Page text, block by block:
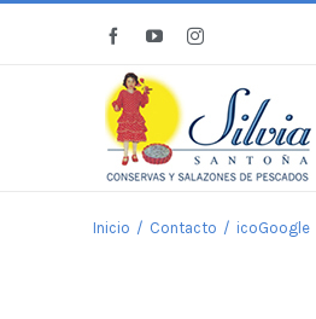
FacebookYouTubeInstagram
Inicio / Contacto / icoGoogle